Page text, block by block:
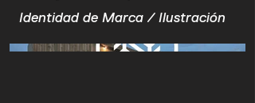
Identidad de Marca / Ilustración